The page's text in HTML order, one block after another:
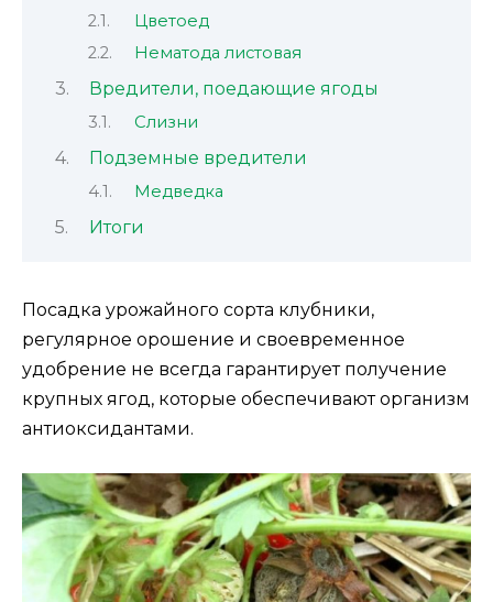
Цветоед
Нематода листовая
Вредители, поедающие ягоды
Слизни
Подземные вредители
Медведка
Итоги
Посадка урожайного сорта клубники,
регулярное орошение и своевременное
удобрение не всегда гарантирует получение
крупных ягод, которые обеспечивают организм
антиоксидантами.